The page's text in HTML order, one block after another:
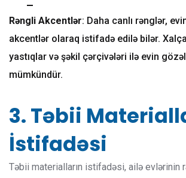
Rəngli Akcentlər: Daha canlı rənglər,
akcentlər olaraq istifadə edilə bilər.
yastıqlar və şəkil çərçivələri ilə evin
mümkündür.
3. Təbii
İstifadəsi
Təbii materialların istifadəsi, ailə evlərinin